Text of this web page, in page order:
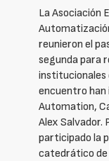
La Asociación
reunieron el
segunda para
institucionales
encuentro han
Automation,
Alex Salvador.
participado la
catedrático de